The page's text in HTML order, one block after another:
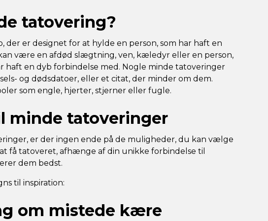
tatovering?
der er designet for at hylde en person, som har haft en
være en afdød slægtning, ven, kæledyr eller en person,
haft en dyb forbindelse med. Nogle minde tatoveringer
og dødsdatoer, eller et citat, der minder om dem.
som engle, hjerter, stjerner eller fugle.
minde tatoveringer
er der ingen ende på de muligheder, du kan vælge
få tatoveret, afhænge af din unikke forbindelse til
dem bedst.
til inspiration:
om mistede kære